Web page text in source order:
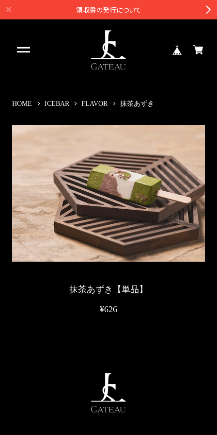
領収書の発行について
HOME ICEBAR FLAVOR 抹茶あずき
抹茶あずき【単品】
¥626